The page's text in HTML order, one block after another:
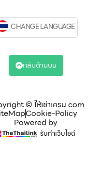
© ให้เช่าเครน.com
Cookie-Policy
Powered by
รับทำเว็บไซต์
CHANGE LANGUAGE
กลับด้านบน